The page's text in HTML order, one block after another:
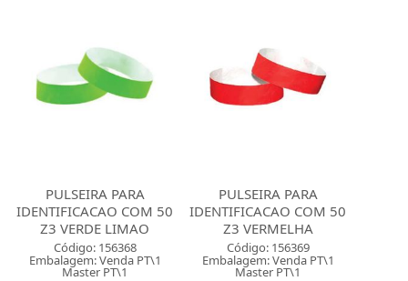
PULSEIRA PARA
IDENTIFICACAO COM 50
Z3 VERDE LIMAO
Código: 156368
Embalagem: Venda PT\1
Master PT\1
PULSEIRA PARA
IDENTIFICACAO COM 50
Z3 VERMELHA
Código: 156369
Embalagem: Venda PT\1
Master PT\1